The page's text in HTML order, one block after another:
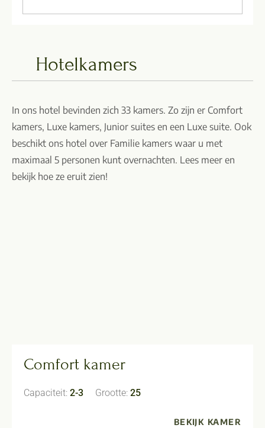
Hotelkamers
In ons hotel bevinden zich 33 kamers. Zo zijn er Comfort
kamers, Luxe kamers, Junior suites en een Luxe suite. Ook
beschikt ons hotel over Familie kamers waar u met
maximaal 5 personen kunt overnachten. Lees meer en
bekijk hoe ze eruit zien!
Comfort kamer
Capaciteit: 2-3 Grootte: 25
BEKIJK KAMER